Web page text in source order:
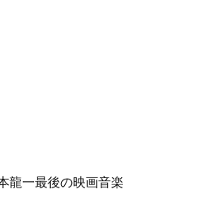
龍一最後の映画音楽